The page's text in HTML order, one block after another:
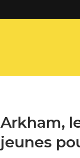
Arkham,
jeunes